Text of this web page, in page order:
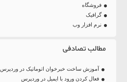
فروشگاه
گرافیک
نرم افزار وب
مطالب تصادفی
آموزش ساخت خبرخوان اتوماتیک در وردپرس
فعال کردن ورود با ایمیل در وردپرس